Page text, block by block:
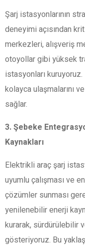
Şarj istasyonlarının
deneyimi açısından
merkezleri, alışveriş
otoyollar gibi yüksek
istasyonları kuruyoruz.
kolayca ulaşmalarını
sağlar.
3. Şebeke
Kaynakları
Elektrikli araç şarj
uyumlu çalışması ve
çözümler sunması
yenilenebilir enerji
kurarak, sürdürülebilir
gösteriyoruz. Bu